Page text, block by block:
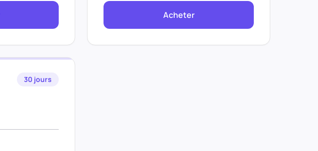
Acheter
30 jours